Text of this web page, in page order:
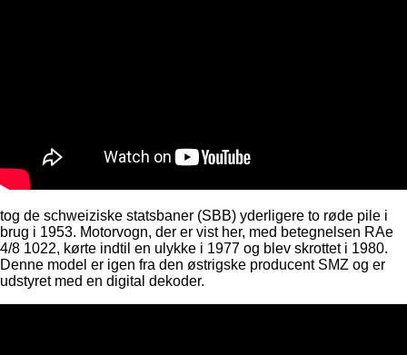
tog de schweiziske statsbaner (SBB) yderligere to røde pile i
brug i 1953. Motorvogn, der er vist her, med betegnelsen RAe
4/8 1022, kørte indtil en ulykke i 1977 og blev skrottet i 1980.
Denne model er igen fra den østrigske producent SMZ og er
udstyret med en digital dekoder.